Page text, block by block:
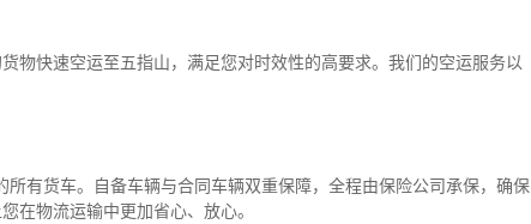
物快速空运至五指山，满足您对时效性的高要求。我们的空运服务以
有货车。自备车辆与合同车辆双重保障，全程由保险公司承保，确保
在物流运输中更加省心、放心。